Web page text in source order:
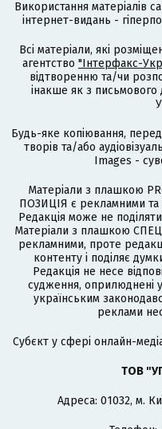
Використання матеріалів
інтернет-видань -
Всі матеріали, які
агентство "Інтерфакс-
відтворенню та/чи
інакше як з письмового
Будь-яке копіювання,
творів та/або
Images -
Матеріали з плашкою
ПОЗИЦІЯ є рекламними та
Редакція може не
Матеріали з плашкою
рекламними, проте
контенту і поділяє
Редакція не несе
судження, оприлюднені
українським
реклами
Cубєкт у сфері онлайн-
ТОВ
Адреса: 01032, м.